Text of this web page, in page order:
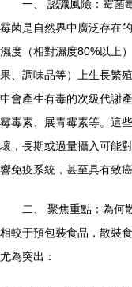
一、 認識風險：霉菌
霉菌是自然界中廣泛存在
濕度（相對濕度80%以上
果、調味品等）上生長繁
中會產生有毒的次級代謝
霉毒素、展青霉素等。這
壞，長期或過量攝入可能
響免疫系統，甚至具有致癌
二、 聚焦重點：為何
相較于預包裝食品，散裝
尤為突出：